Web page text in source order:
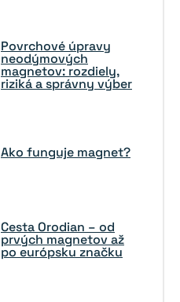
Povrchové úpravy
neodýmových
magnetov: rozdiely,
riziká a správny výber
Ako funguje magnet?
Cesta Orodian – od
prvých magnetov až
po európsku značku